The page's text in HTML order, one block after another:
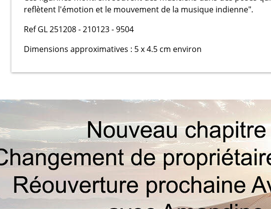
reflètent l'émotion et le mouvement de la musique indienne".
Ref GL 251208 - 210123 - 9504
Dimensions approximatives : 5 x 4.5 cm environ